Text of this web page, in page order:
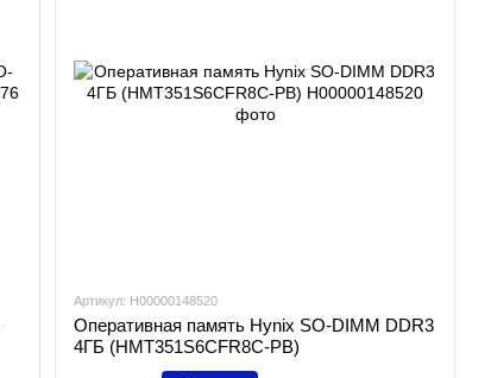
Артикул: H00000148520
Оперативная память Hynix SO-DIMM DDR3
4ГБ (HMT351S6CFR8C-PB)